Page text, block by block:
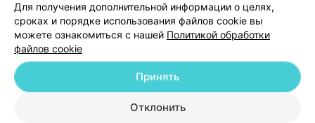
© 2026 ООО «Артокс Лаб», УНП 191700409
| 220012, Республика Беларусь,
Для получения дополнительной информации о целях,
сроках и порядке использования файлов cookie вы
можете ознакомиться с нашей Политикой обработки
файлов cookie
Отклонить
Принять